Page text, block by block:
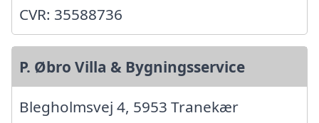
CVR: 35588736
P. Øbro Villa & Bygningsservice
Blegholmsvej 4, 5953 Tranekær